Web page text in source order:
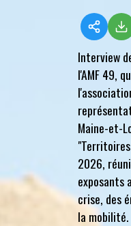
Interview
l'AMF 49,
Maine-et-
2026,
exposants
crise, des
la mobilité.